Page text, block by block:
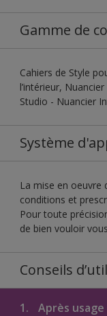
Gamme de
Cahiers de Style
l’intérieur,
Studio - Nuancier
Système
La mise en oeuvre
conditions et
Pour toute
de bien vouloir
Conseils
1. Après usage